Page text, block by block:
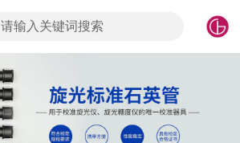
请输入关键词搜索
签到